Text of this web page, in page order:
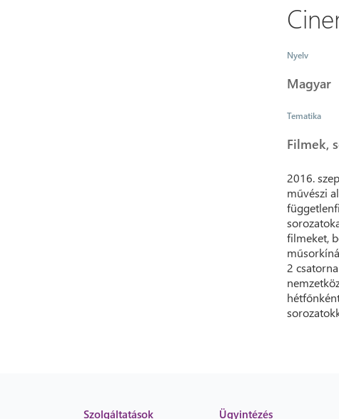
Nyelv
Magyar
Tematika
Filmek,
2016.
művészi
filmeket,
2
Szolgáltatások Ügyintézés